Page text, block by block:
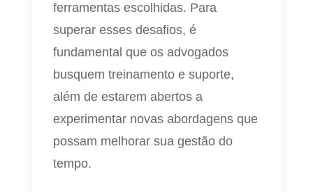
ferramentas escolhidas. Para
superar esses desafios, é
fundamental que os advogados
busquem treinamento e suporte,
além de estarem abertos a
experimentar novas abordagens que
possam melhorar sua gestão do
tempo.